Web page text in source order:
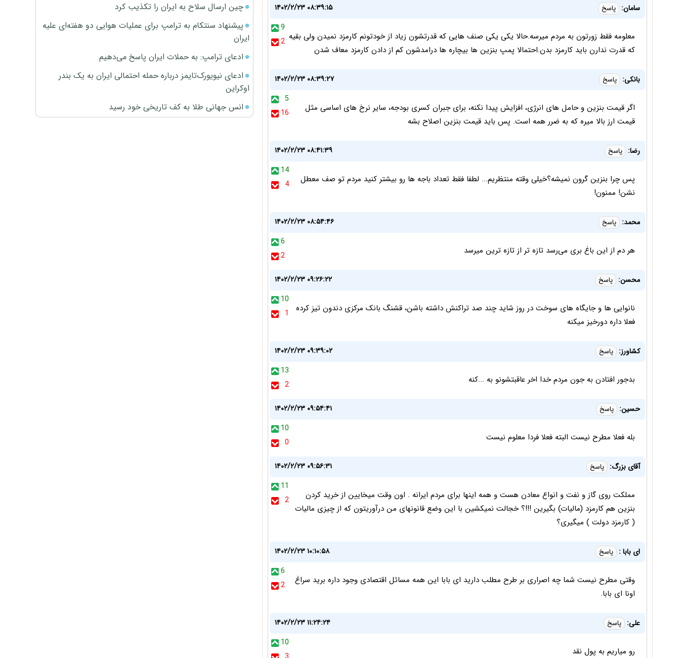
سامان: پاسخ
۱۴۰۲/۲/۲۳ ۰۸:۳۹:۱۵
9
2 معلومه فقط زورتون به مردم میرسه.حالا یکی یکی صنف هایی که قدرتشون زیاد از خودتونم کارمزد نمیدن ولی بقیه
که قدرت ندارن باید کارمزد بدن.احتمالا پمپ بنزین ها بیچاره ها درامدشون کم از دادن کارمزد معاف شدن
بانکی: پاسخ
۱۴۰۲/۲/۲۳ ۰۸:۳۹:۲۷
5
16
اگر قیمت بنزین و حامل های انرژی، افزایش پیدا نکنه، برای جبران کسری بودجه، سایر نرخ های اساسی مثل
قیمت ارز بالا میره که به ضرر همه است. پس باید قیمت بنزین اصلاح بشه
رضا: پاسخ
۱۴۰۲/۲/۲۳ ۰۸:۴۱:۳۹
14
4
پس چرا بنزین گرون نمیشه؟خیلی وقته منتظریم... لطفا فقط تعداد باجه ها رو بیشتر کنید مردم تو صف معطل
نشن! ممنون!
محمد: پاسخ
۱۴۰۲/۲/۲۳ ۰۸:۵۴:۴۶
6
2
هر دم از این باغ بری می‌رسد تازه تر از تازه ترین میرسد
محسن: پاسخ
۱۴۰۲/۲/۲۳ ۰۹:۲۶:۲۲
10
1
نانوایی ها و جایگاه های سوخت در روز شاید چند صد تراکنش داشته باشن، قشنگ بانک مرکزی دندون تیز کرده
فعلا داره دورخیز میکنه
کشاورز: پاسخ
۱۴۰۲/۲/۲۳ ۰۹:۳۹:۰۲
13
2
بدجور افتادن به جون مردم خدا اخر عاقبتشونو به ...کنه
حسین: پاسخ
۱۴۰۲/۲/۲۳ ۰۹:۵۴:۴۱
10
0
بله فعلا مطرح نیست البته فعلا فردا معلوم نیست
آقای بزرگ: پاسخ
۱۴۰۲/۲/۲۳ ۰۹:۵۶:۳۱
11
2
مملکت روی گاز و نفت و انواع معادن هست و همه اینها برای مردم ایرانه . اون وقت میخایین از خرید کردن
بنزین هم کارمزد (مالیات) بگیرین !!!؟ خجالت نمیکشین با این وضع قانونهای من درآوریتون که از چیزی مالیات
( کارمزد دولت ) میگیری؟
ای بابا : پاسخ
۱۴۰۲/۲/۲۳ ۱۰:۱۰:۵۸
6
2
وقتی مطرح نیست شما چه اصراری بر طرح مطلب دارید ای بابا این همه مسائل اقتصادی وجود داره برید سراغ
اونا ای بابا.
علی: پاسخ
۱۴۰۲/۲/۲۳ ۱۱:۲۴:۲۴
10
رو میاریم به پول نقد
چین ارسال سلاح به ایران را تکذیب کرد
پیشنهاد سنتکام به ترامپ برای عملیات هوایی دو هفته‌ای علیه
ایران
ادعای ترامپ: به حملات ایران پاسخ می‌دهیم
ادعای نیویورک‌تایمز درباره حمله احتمالی ایران به یک بندر
اوکراین
انس جهانی طلا به کف تاریخی خود رسید